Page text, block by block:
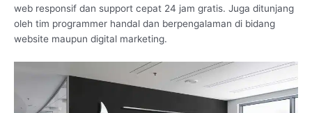
web responsif dan support cepat 24 jam gratis. Juga ditunjang
oleh tim programmer handal dan berpengalaman di bidang
website maupun digital marketing.